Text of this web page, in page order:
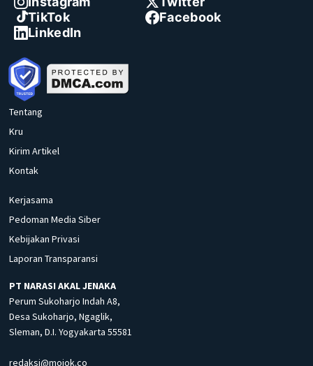
TikTok
Facebook
LinkedIn
Tentang
Kru
Kirim Artikel
Kontak
Kerjasama
Pedoman Media Siber
Kebijakan Privasi
Laporan Transparansi
PT NARASI AKAL JENAKA
Perum Sukoharjo Indah A8,
Desa Sukoharjo, Ngaglik,
Sleman, D.I. Yogyakarta 55581
redaksi@mojok.co